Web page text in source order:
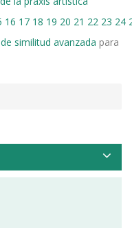
16 17 18 19 20 21 22 23 24
similitud avanzada para